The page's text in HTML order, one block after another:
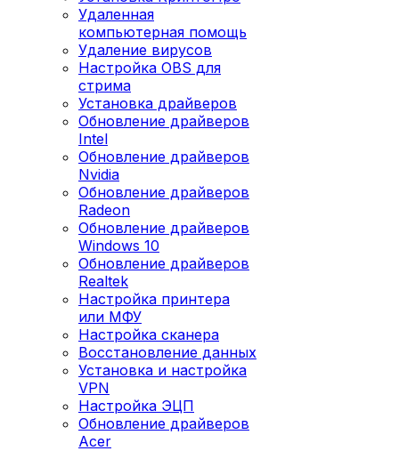
Удаленная
компьютерная помощь
Удаление вирусов
Настройка OBS для
стрима
Установка драйверов
Обновление драйверов
Intel
Обновление драйверов
Nvidia
Обновление драйверов
Radeon
Обновление драйверов
Windows 10
Обновление драйверов
Realtek
Настройка принтера
или МФУ
Настройка сканера
Восстановление данных
Установка и настройка
VPN
Настройка ЭЦП
Обновление драйверов
Acer